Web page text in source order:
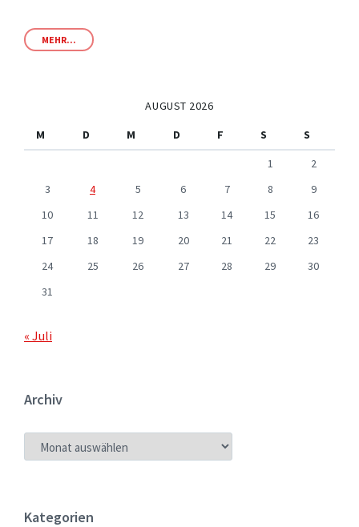
MEHR...
AUGUST 2026
M
D M D F S
S
1
2
3
4 5 6 7 8
9
10
11 12 13 14 15
16
17
18 19 20 21 22
23
24
25 26 27 28 29
30
31
« Juli
Archiv
ARCHIV
Kategorien